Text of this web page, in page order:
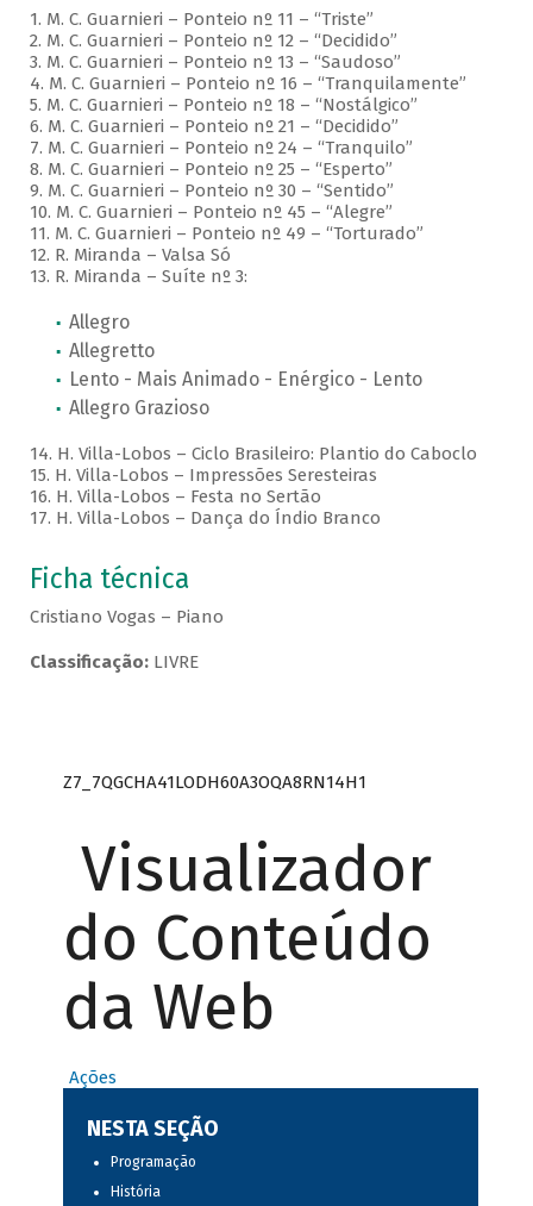
1. M. C. Guarnieri – Ponteio nº 11 – “Triste”
2. M. C. Guarnieri – Ponteio nº 12 – “Decidido”
3. M. C. Guarnieri – Ponteio nº 13 – “Saudoso”
4. M. C. Guarnieri – Ponteio nº 16 – “Tranquilamente”
5. M. C. Guarnieri – Ponteio nº 18 – “Nostálgico”
6. M. C. Guarnieri – Ponteio nº 21 – “Decidido”
7. M. C. Guarnieri – Ponteio nº 24 – “Tranquilo”
8. M. C. Guarnieri – Ponteio nº 25 – “Esperto”
9. M. C. Guarnieri – Ponteio nº 30 – “Sentido”
10. M. C. Guarnieri – Ponteio nº 45 – “Alegre”
11. M. C. Guarnieri – Ponteio nº 49 – “Torturado”
12. R. Miranda – Valsa Só
13. R. Miranda – Suíte nº 3:
Allegro
Allegretto
Lento - Mais Animado - Enérgico - Lento
Allegro Grazioso
14. H. Villa-Lobos – Ciclo Brasileiro: Plantio do Caboclo
15. H. Villa-Lobos – Impressões Seresteiras
16. H. Villa-Lobos – Festa no Sertão
17. H. Villa-Lobos – Dança do Índio Branco
Ficha técnica
Cristiano Vogas – Piano
Classificação:LIVRE
Z7_7QGCHA41LODH60A3OQA8RN14H1
Visualizador
do Conteúdo
da Web
Ações
NESTA SEÇÃO
Programação
História